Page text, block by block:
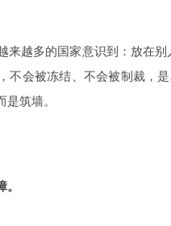
来越多的国家意识到：放在
不会被冻结、不会被制裁，
筑墙。